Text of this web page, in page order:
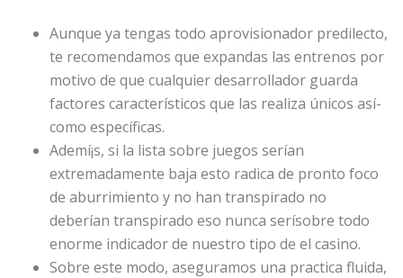
Aunque ya tengas todo aprovisionador predilecto,
te recomendamos que expandas las entrenos por
motivo de que cualquier desarrollador guarda
factores característicos que las realiza únicos así­
como específicas.
Ademí¡s, si la lista sobre juegos serí­an
extremadamente baja esto radica de pronto foco
de aburrimiento y no han transpirado no
deberían transpirado eso nunca serí­sobre todo
enorme indicador de nuestro tipo de el casino.
Sobre este modo, aseguramos una practica fluida,